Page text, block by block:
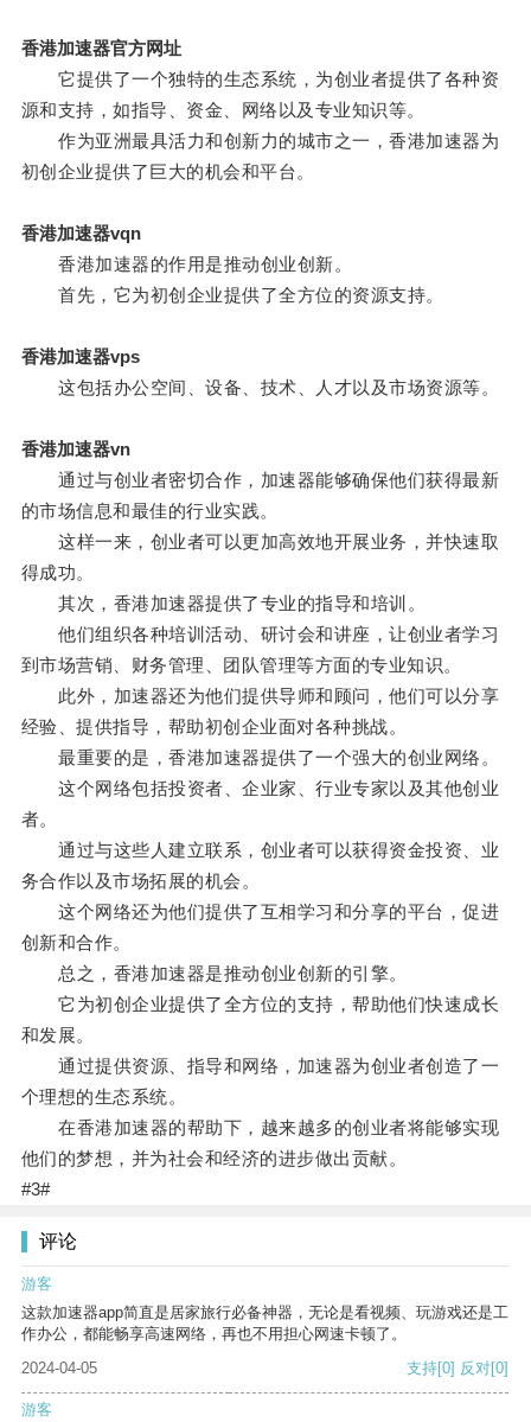
香港加速器官方网址
它提供了一个独特的生态系统，为创业者提供了各种资
源和支持，如指导、资金、网络以及专业知识等。
作为亚洲最具活力和创新力的城市之一，香港加速器为
初创企业提供了巨大的机会和平台。
香港加速器vqn
香港加速器的作用是推动创业创新。
首先，它为初创企业提供了全方位的资源支持。
香港加速器vps
这包括办公空间、设备、技术、人才以及市场资源等。
香港加速器vn
通过与创业者密切合作，加速器能够确保他们获得最新
的市场信息和最佳的行业实践。
这样一来，创业者可以更加高效地开展业务，并快速取
得成功。
其次，香港加速器提供了专业的指导和培训。
他们组织各种培训活动、研讨会和讲座，让创业者学习
到市场营销、财务管理、团队管理等方面的专业知识。
此外，加速器还为他们提供导师和顾问，他们可以分享
经验、提供指导，帮助初创企业面对各种挑战。
最重要的是，香港加速器提供了一个强大的创业网络。
这个网络包括投资者、企业家、行业专家以及其他创业
者。
通过与这些人建立联系，创业者可以获得资金投资、业
务合作以及市场拓展的机会。
这个网络还为他们提供了互相学习和分享的平台，促进
创新和合作。
总之，香港加速器是推动创业创新的引擎。
它为初创企业提供了全方位的支持，帮助他们快速成长
和发展。
通过提供资源、指导和网络，加速器为创业者创造了一
个理想的生态系统。
在香港加速器的帮助下，越来越多的创业者将能够实现
他们的梦想，并为社会和经济的进步做出贡献。
#3#
评论
游客
这款加速器app简直是居家旅行必备神器，无论是看视频、玩游戏还是工
作办公，都能畅享高速网络，再也不用担心网速卡顿了。
2024-04-05
支持[0] 反对[0]
游客